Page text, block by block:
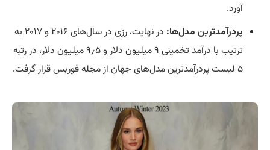
آورد.
پردرآمدترین مدل‌ها:
در نهایت، رزی در سال‌های ۲۰۱۶ و ۲۰۱۷ به
ترتیب با درآمد تخمینی ۹ میلیون دلار و ۹٫۵ میلیون دلار، در رتبه
۵ لیست پردرآمدترین مدل‌های جهان از مجله فوربس قرار گرفت.